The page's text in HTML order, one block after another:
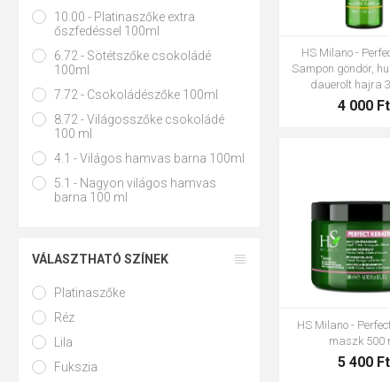
HS Milano -
Sampon göndör,
dauerolt hajra
4 000 Ft
HS Milano -
maszk 500
10.00 - Platinaszőke extra
őszfedéssel 100ml
6.72 - Sötétszőke csokoládé
100ml
7.72 - Csokoládészőke 100ml
8.72 - Világosszőke csokoládé
100 ml
4.1 - Világos hamvas barna 100ml
5.1 - Nagyon világos hamvas
barna 100 ml
VÁLASZTHATÓ SZÍNEK
Platinaszőke
Réz
Lila
Fukszia